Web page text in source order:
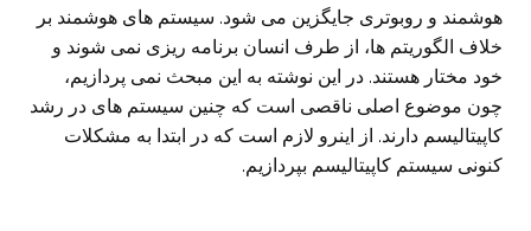
هوشمند و روبوتری جایگزین می‌ شود. سیستم های هوشمند بر
خلاف الگوریتم ها، از طرف انسان برنامه ریزی نمی شوند و
خود مختار هستند. در این نوشته به این مبحث نمی پردازیم،
چون موضوع اصلی‌ ناقصی‌ است که چنین سیستم های در رشد
کاپیتالیسم دارند. از اینرو لازم است که در ابتدا به مشکلات
کنونی سیستم کاپیتالیسم بپردازیم.